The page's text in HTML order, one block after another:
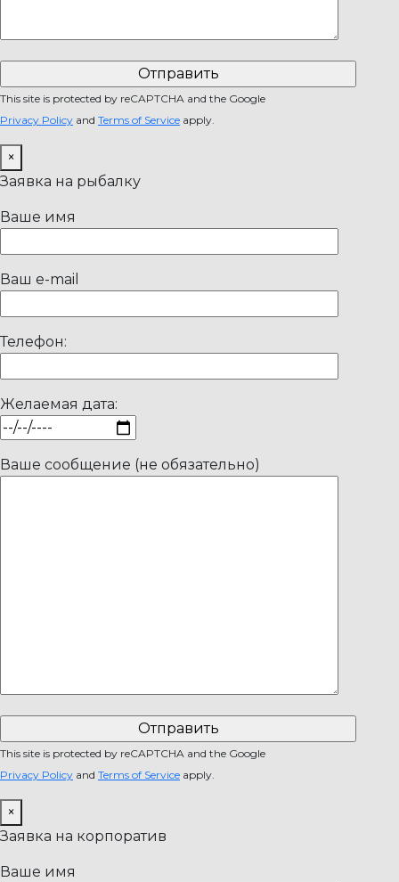
This site is protected by reCAPTCHA and the Google
Privacy Policy and Terms of Service apply.
×
Заявка на рыбалку
Ваше имя
Ваш e-mail
Телефон:
Желаемая дата:
Ваше сообщение (не обязательно)
This site is protected by reCAPTCHA and the Google
Privacy Policy and Terms of Service apply.
×
Заявка на корпоратив
Ваше имя